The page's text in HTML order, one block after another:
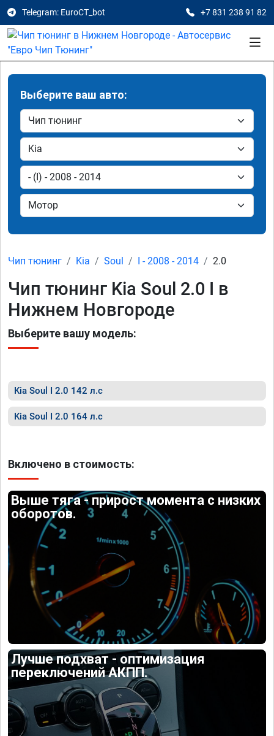
Telegram: EuroCT_bot +7 831 238 91 82
Выберите ваш авто:
Чип тюнинг Kia Soul I - 2008 - 2014 2.0
Чип тюнинг Kia Soul 2.0 I в
Нижнем Новгороде
Выберите вашу модель:
Kia Soul I 2.0 142 л.с
Kia Soul I 2.0 164 л.с
Включено в стоимость:
Выше тяга - прирост момента с низких
оборотов.
Лучше подхват - оптимизация
переключений АКПП.